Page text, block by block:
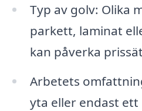
Typ av golv: Olika
parkett, laminat
kan påverka
Arbetets
yta eller endast ett